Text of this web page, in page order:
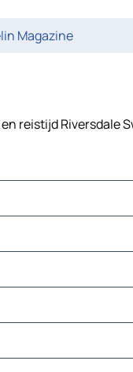
Magazine
reistijd Riversdale